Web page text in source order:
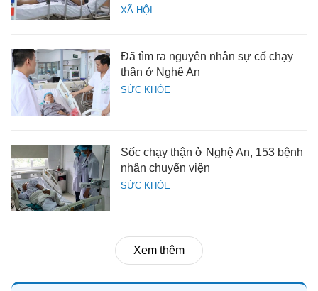
XÃ HỘI
SỨC KHỎE
Đã tìm ra nguyên nhân sự cố chạy
thận ở Nghệ An
SỨC KHỎE
Sốc chạy thận ở Nghệ An, 153 bệnh
nhân chuyển viện
Xem thêm